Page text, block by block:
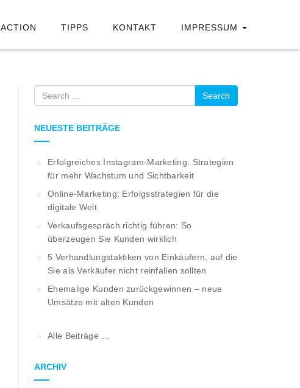
ACTION TIPPS KONTAKT IMPRESSUM
Search
NEUESTE BEITRÄGE
Erfolgreiches Instagram-Marketing: Strategien
für mehr Wachstum und Sichtbarkeit
Online-Marketing: Erfolgsstrategien für die
digitale Welt
Verkaufsgespräch richtig führen: So
überzeugen Sie Kunden wirklich
5 Verhandlungstaktiken von Einkäufern, auf die
Sie als Verkäufer nicht reinfallen sollten
Ehemalige Kunden zurückgewinnen – neue
Umsätze mit alten Kunden
Alle Beiträge …
ARCHIV